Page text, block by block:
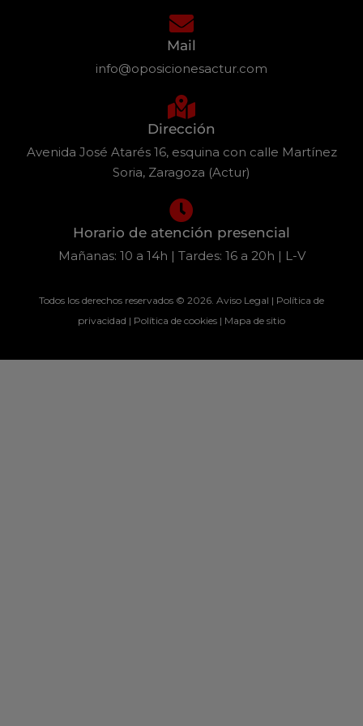
Mail
info@oposicionesactur.com
Dirección
Avenida José Atarés 16, esquina con calle Martínez
Soria, Zaragoza (Actur)
Horario de atención presencial
Mañanas: 10 a 14h | Tardes: 16 a 20h | L-V
Todos los derechos reservados © 2026. Aviso Legal | Política de
privacidad | Política de cookies | Mapa de sitio